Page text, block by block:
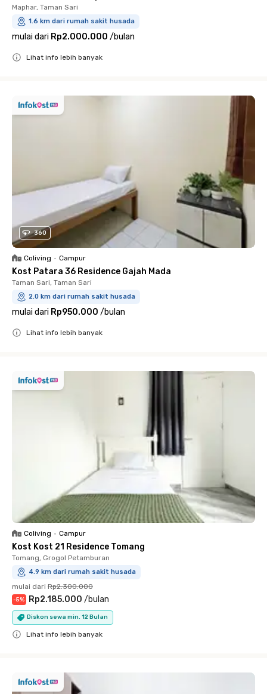
Maphar, Taman Sari
1.6 km dari rumah sakit husada
mulai dari Rp2.000.000 /bulan
Lihat info lebih banyak
360
Coliving • Campur
Kost Patara 36 Residence Gajah Mada
Taman Sari, Taman Sari
2.0 km dari rumah sakit husada
mulai dari Rp950.000 /bulan
Lihat info lebih banyak
Coliving • Campur
Kost Kost 21 Residence Tomang
Tomang, Grogol Petamburan
4.9 km dari rumah sakit husada
mulai dari Rp2.300.000
-5% Rp2.185.000 /bulan
Diskon sewa min. 12 Bulan
Lihat info lebih banyak